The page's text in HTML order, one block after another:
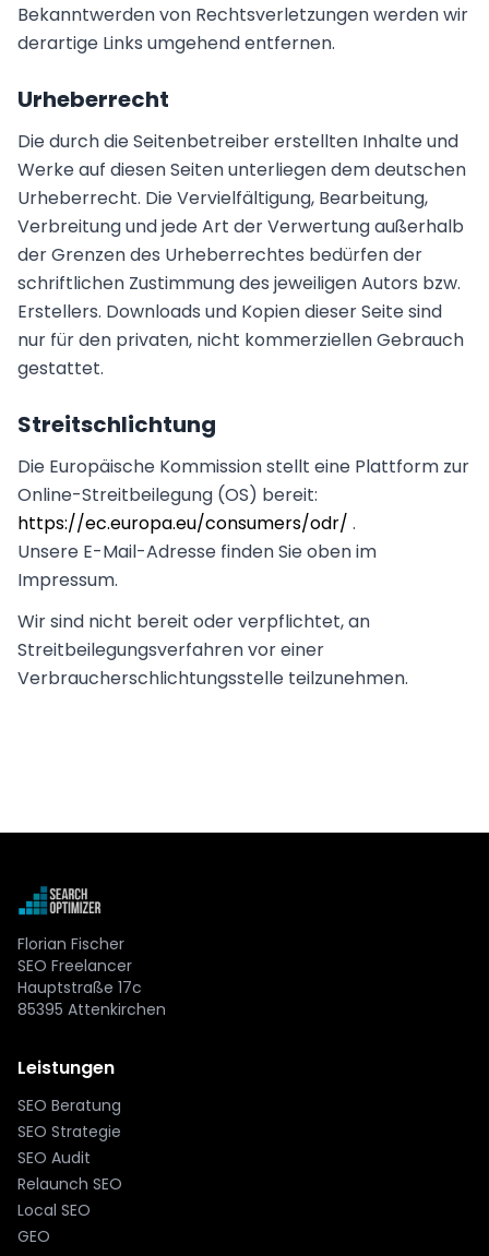
Bekanntwerden von Rechtsverletzungen werden wir
derartige Links umgehend entfernen.
Urheberrecht
Die durch die Seitenbetreiber erstellten Inhalte und
Werke auf diesen Seiten unterliegen dem deutschen
Urheberrecht. Die Vervielfältigung, Bearbeitung,
Verbreitung und jede Art der Verwertung außerhalb
der Grenzen des Urheberrechtes bedürfen der
schriftlichen Zustimmung des jeweiligen Autors bzw.
Erstellers. Downloads und Kopien dieser Seite sind
nur für den privaten, nicht kommerziellen Gebrauch
gestattet.
Streitschlichtung
Die Europäische Kommission stellt eine Plattform zur
Online-Streitbeilegung (OS) bereit:
https://ec.europa.eu/consumers/odr/ .
Unsere E-Mail-Adresse finden Sie oben im
Impressum.
Wir sind nicht bereit oder verpflichtet, an
Streitbeilegungsverfahren vor einer
Verbraucherschlichtungsstelle teilzunehmen.
Florian Fischer
SEO Freelancer
Hauptstraße 17c
85395 Attenkirchen
Leistungen
SEO Beratung
SEO Strategie
SEO Audit
Relaunch SEO
Local SEO
GEO